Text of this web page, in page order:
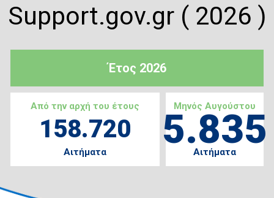
Έτος 2026
Από την αρχή του έτους
158.720
Αιτήματα
Μηνός Αυγούστου
5.835
Αιτήματα
Support.gov.gr ( 2026 )